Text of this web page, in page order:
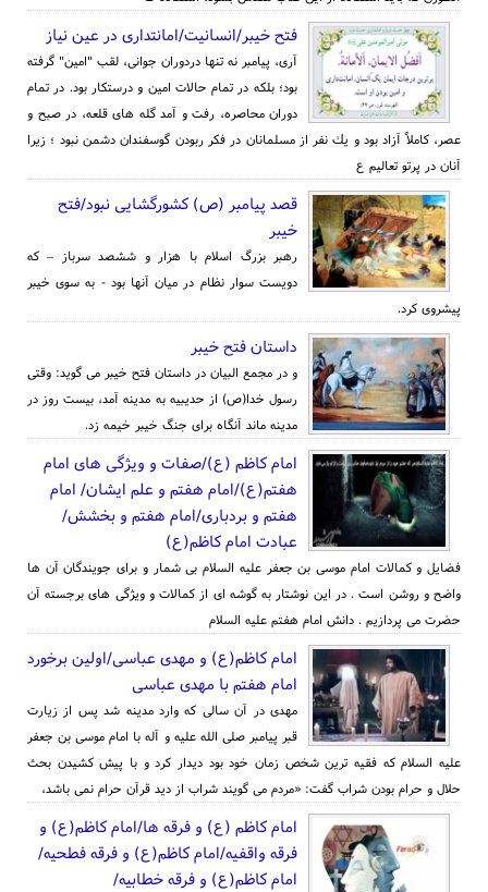
فتح خیبر/انسانیت/امانتداری در عین نیاز
آری، پیامبر نه تنها دردوران جوانی، لقب "امین" گرفته
بود؛ بلكه در تمام حالات امین و درستكار بود. در تمام
دوران محاصره، رفت و آمد گله های قلعه، در صبح و
عصر، كاملاً آزاد بود و یك نفر از مسلمانان در فكر ربودن گوسفندان دشمن نبود ؛ زیرا
آنان در پرتو تعالیم ع
قصد پیامبر (ص) كشورگشایی نبود/فتح
خیبر
رهبر بزرگ اسلام با هزار و ششصد سرباز – كه
دویست سوار نظام در میان آنها بود - به سوی خیبر
پیشروی كرد.
داستان فتح خیبر
و در مجمع البیان در داستان فتح خیبر می گوید: وقتی
رسول خدا(ص) از حدیبیه به مدینه آمد، بیست روز در
مدینه ماند آنگاه برای جنگ خیبر خیمه زد.
امام کاظم (ع)/صفات و ویژگی های امام
هفتم(ع)/امام هفتم و علم ایشان/ امام
هفتم و بردباری/امام هفتم و بخشش/
عبادت امام کاظم(ع)
فضایل و کمالات امام موسی بن جعفر علیه السلام بی شمار و برای جویندگان آن ها
واضح و روشن است . در این نوشتار به گوشه ای از کمالات و ویژگی های برجسته آن
حضرت می پردازیم . دانش امام هفتم علیه السلام
امام کاظم(ع) و مهدی عباسی/اولین برخورد
امام هفتم با مهدی عباسی
مهدی در آن سالی که وارد مدینه شد پس از زیارت
قبر پیامبر صلی الله علیه و آله با امام موسی بن جعفر
علیه السلام که فقیه ترین شخص زمان خود بود دیدار کرد و با پیش کشیدن بحث
حلال و حرام بودن شراب گفت: «مردم می گویند شراب از دید قرآن حرام نمی باشد،
امام کاظم (ع) و فرقه ها/امام کاظم(ع) و
فرقه واقفیه/امام کاظم(ع) و فرقه فطحیه/
امام کاظم(ع) و فرقه خطابیه/